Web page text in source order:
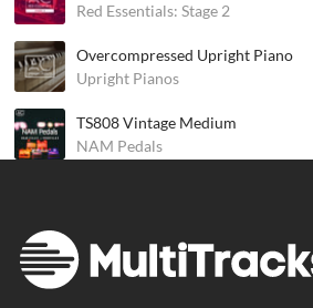
Red Essentials: Stage 2
Overcompressed Upright Piano
Upright Pianos
TS808 Vintage Medium
NAM Pedals